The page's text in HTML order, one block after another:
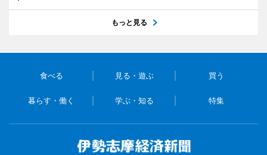
もっと見る
食べる 見る・遊ぶ 買う
暮らす・働く 学ぶ・知る 特集